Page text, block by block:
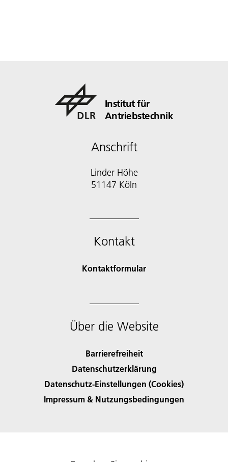
Institut für
Antriebstechnik
Anschrift
Linder Höhe
51147 Köln
Kontakt
Kontaktformular
Über die Website
Barrierefreiheit
Datenschutzerklärung
Datenschutz-Einstellungen (Cookies)
Impressum & Nutzungsbedingungen